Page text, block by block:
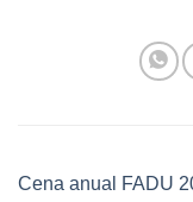
Cena anual FADU